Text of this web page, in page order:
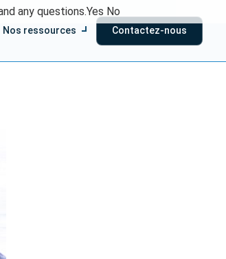
Nos ressources Contactez-nous
any questions.Yes No